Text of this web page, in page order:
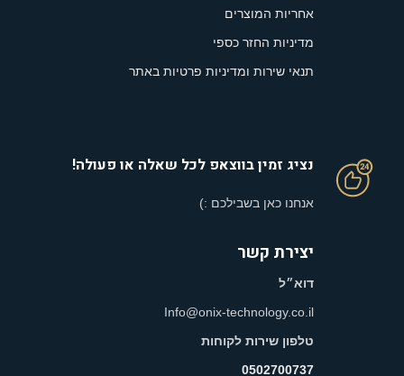
אחריות המוצרים
מדיניות החזר כספי
תנאי שירות ומדיניות פרטיות באתר
נציג זמין בווצאפ לכל שאלה או פעולה!
אנחנו כאן בשבילכם :)
יצירת קשר
דוא״ל
Info@onix-technology.co.il
טלפון שירות לקוחות
0502700737